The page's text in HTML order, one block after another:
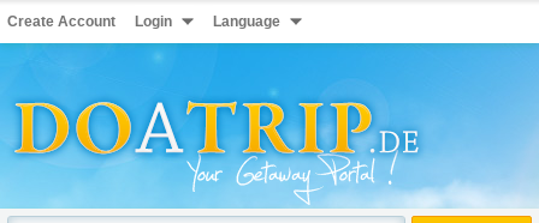
Create Account Login Language